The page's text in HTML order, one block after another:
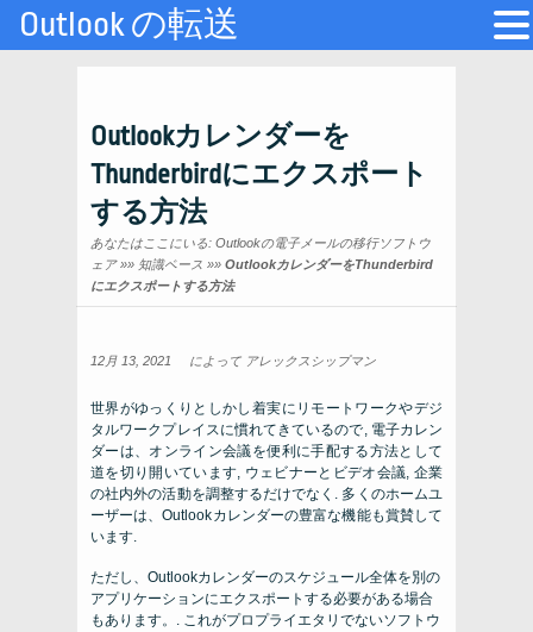
Outlookカレンダーを
Thunderbirdにエクスポート
する方法
あなたはここにいる: Outlookの電子メールの移行ソフトウ
ェア»» 知識ベース »» OutlookカレンダーをThunderbird
にエクスポートする方法
12月 13, 2021 によって アレックスシップマン
世界がゆっくりとしかし着実にリモートワークやデジ
タルワークプレイスに慣れてきているので, 電子カレン
ダーは、オンライン会議を便利に手配する方法として
道を切り開いています, ウェビナーとビデオ会議, 企業
の社内外の活動を調整するだけでなく. 多くのホームユ
ーザーは、Outlookカレンダーの豊富な機能も賞賛して
います.
ただし、Outlookカレンダーのスケジュール全体を別の
アプリケーションにエクスポートする必要がある場合
もあります。. これがプロプライエタリでないソフトウ
Outlook の転送